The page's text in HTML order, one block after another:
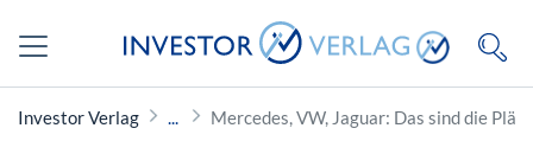
Investor Verlag Mercedes, VW, Jaguar: Das sind die